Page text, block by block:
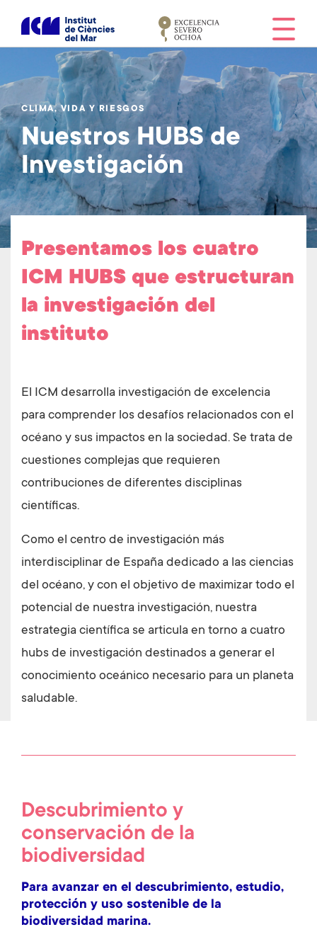
i
m
a
i
n
c
o
n
t
CLIMA, VIDA Y RIESGOS
Nuestros HUBS de
Investigación
Presentamos los cuatro
ICM HUBS que estructuran
la investigación del
instituto
El ICM desarrolla investigación de excelencia
para comprender los desafíos relacionados con el
océano y sus impactos en la sociedad. Se trata de
cuestiones complejas que requieren
contribuciones de diferentes disciplinas
científicas.
Como el centro de investigación más
interdisciplinar de España dedicado a las ciencias
del océano, y con el objetivo de maximizar todo el
potencial de nuestra investigación, nuestra
estrategia científica se articula en torno a cuatro
hubs de investigación destinados a generar el
conocimiento oceánico necesario para un planeta
saludable.
Descubrimiento y
conservación de la
biodiversidad
Para avanzar en el descubrimiento, estudio,
protección y uso sostenible de la
biodiversidad marina.